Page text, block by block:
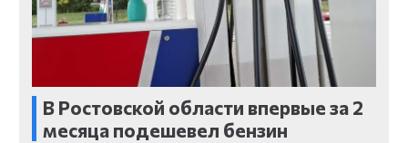
В Ростовской области впервые за 2
месяца подешевел бензин